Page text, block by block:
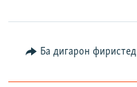
Ба дигарон фиристед